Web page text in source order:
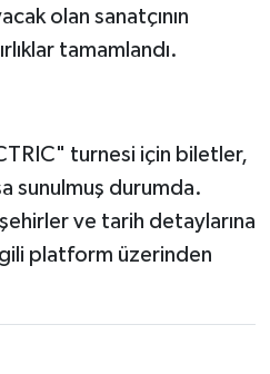
olan sanatçının
tamamlandı.
turnesi için biletler,
sunulmuş durumda.
ve tarih detaylarına
platform üzerinden